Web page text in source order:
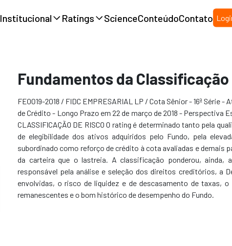
Institucional Ratings ScienceConteúdoContato
Fundamentos da Classificação
FE0019-2018 / FIDC EMPRESARIAL LP / Cota Sênior - 16ª Série - Atribuição do Rating AA-(fe)
de Crédito - Longo Prazo em 22 de março de 2018 - Perspectiva
CLASSIFICAÇÃO DE RISCO O rating é determinado tanto pela
de elegibilidade dos ativos adquiridos pelo Fundo, pela
subordinado como reforço de crédito à cota avaliadas e demais
da carteira que o lastreia. A classificação ponderou, ainda,
responsável pela análise e seleção dos direitos creditórios, a
envolvidas, o risco de liquidez e de descasamento de taxas,
remanescentes e o bom histórico de desempenho do Fundo.